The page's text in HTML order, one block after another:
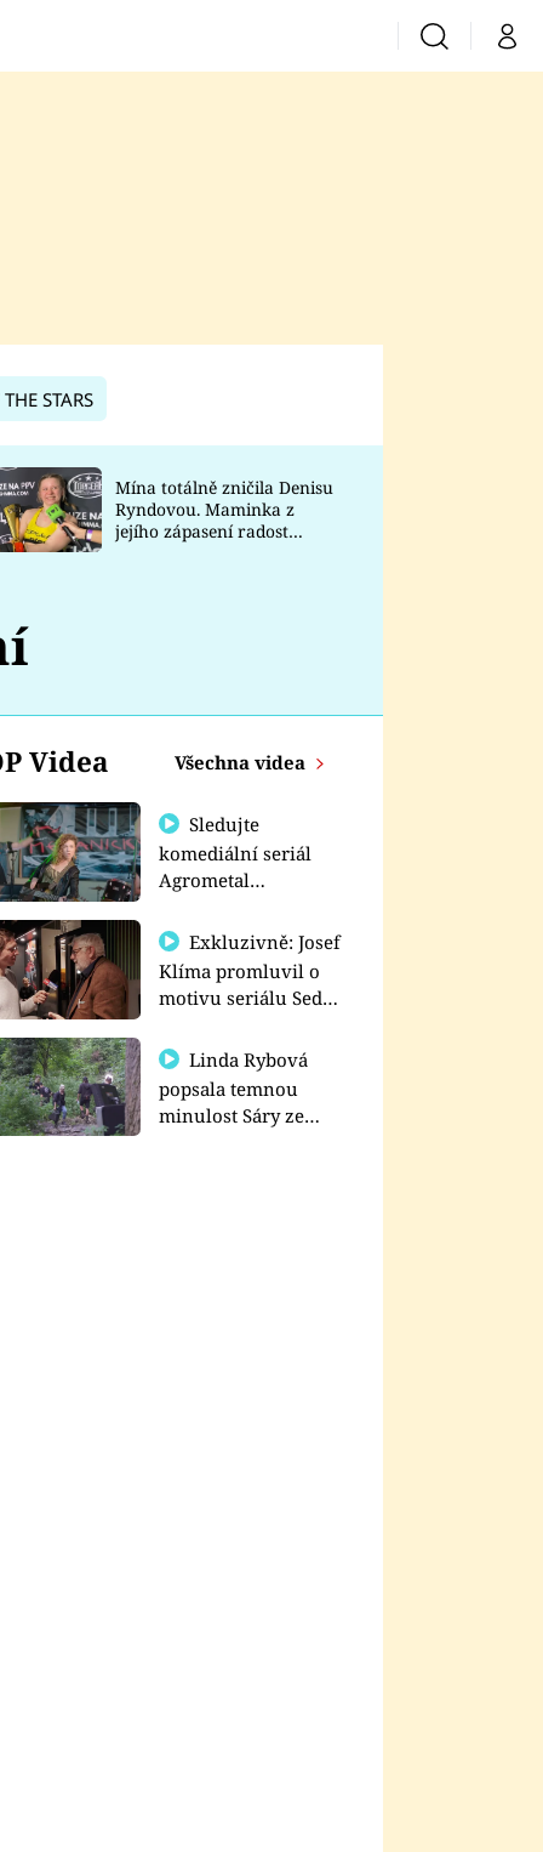
VyhledáváníMůj
Prima Lajk
Sledujte nás
STARS
Mína totálně zničila Denisu
Ryndovou. Maminka z
jejího zápasení radost
Videa Všechna videa
Sledujte
komediální seriál
Agrometal
prima+
Exkluzivně: Josef
Klíma promluvil o
motivu seriálu Sedm
Linda Rybová
popsala temnou
minulost Sáry ze